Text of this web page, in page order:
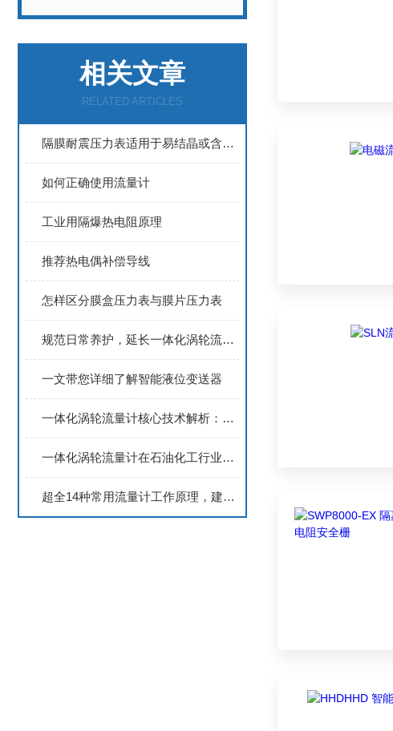
相关文章
RELATED ARTICLES
隔膜耐震压力表适用于易结晶或含有颗粒物质的场合
如何正确使用流量计
工业用隔爆热电阻原理
推荐热电偶补偿导线
怎样区分膜盒压力表与膜片压力表
规范日常养护，延长一体化涡轮流量计使用寿命
一文带您详细了解智能液位变送器
一体化涡轮流量计核心技术解析：如何实现高精度流体测量与信号输出的完满结合？
一体化涡轮流量计在石油化工行业的典型应用场景分析
超全14种常用流量计工作原理，建议收藏